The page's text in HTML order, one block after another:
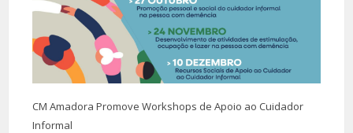
CM Amadora Promove Workshops de Apoio ao Cuidador
Informal